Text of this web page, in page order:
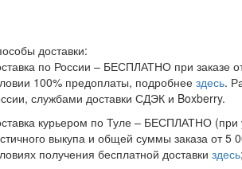
доставки:
по России – БЕСПЛАТНО при заказе
100% предоплаты, подробнее здесь.
службами доставки СДЭК и Boxberry.
курьером по Туле – БЕСПЛАТНО (при
выкупа и общей суммы заказа от 5
получения бесплатной доставки здесь;